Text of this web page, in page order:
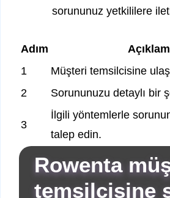
sorununuz yetkililere
Adım
1
Müşteri temsilcisine
2
Sorununuzu detaylı bir
3
İlgili yöntemlerle
talep edin.
Rowenta
temsilcisine